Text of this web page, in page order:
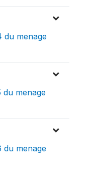
du menage
du menage
du menage